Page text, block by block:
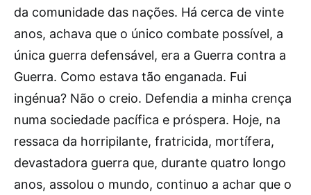
da comunidade das nações. Há cerca de vinte
anos, achava que o único combate possível, a
única guerra defensável, era a Guerra contra a
Guerra. Como estava tão enganada. Fui
ingénua? Não o creio. Defendia a minha crença
numa sociedade pacífica e próspera. Hoje, na
ressaca da horripilante, fratricida, mortífera,
devastadora guerra que, durante quatro longo
anos, assolou o mundo, continuo a achar que o